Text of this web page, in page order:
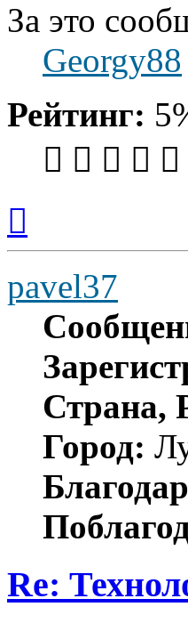
За это
Georgy88
Рейтинг:
началу
pavel37
Страна,
Город:
Re: